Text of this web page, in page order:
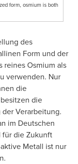
form, osmium is both
des
Form und der
reines Osmium als
verwenden. Nur
die
die
Verarbeitung.
im Deutschen
für die Zukunft
Metall ist nur